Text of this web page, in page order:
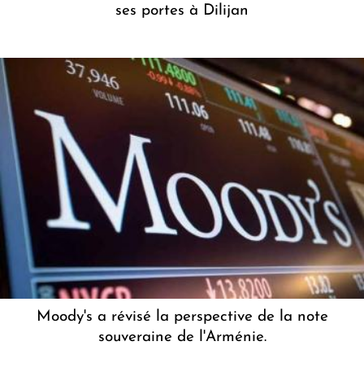
ses portes à Dilijan
Moody's a révisé la perspective de la note
souveraine de l'Arménie.